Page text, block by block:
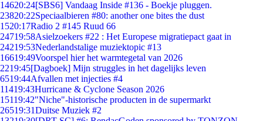
14620:24[SBS6] Vandaag Inside #136 - Boekje pluggen.
23820:22Speciaalbieren #80: another one bites the dust
1520:17Radio 2 #145 Ruud 66
24719:58Asielzoekers #22 : Het Europese migratiepact gaat in
24219:53Nederlandstalige muziektopic #13
16619:49Voorspel hier het warmtegetal van 2026
2219:45[Dagboek] Mijn struggles in het dagelijks leven
6519:44Afvallen met injecties #4
11419:43Hurricane & Cyclone Season 2026
15119:42"Niche"-historische producten in de supermarkt
26519:31Duitse Muziek #2